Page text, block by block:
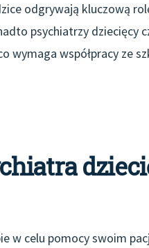
odgrywają kluczową
psychiatrzy dziecięcy
wymaga współpracy ze
w celu pomocy swoim